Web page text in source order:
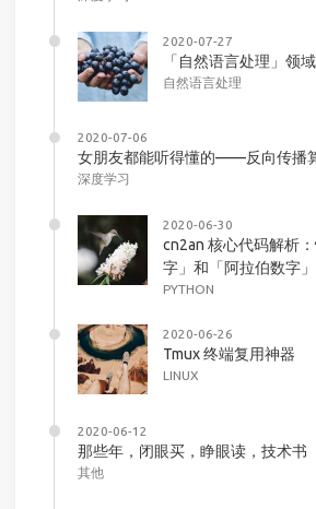
2020-07-27
「自然语言处理」领
自然语言处理
2020-07-06
女朋友都能听得懂的——反向传播
深度学习
2020-06-30
cn2an 核心代码解析
字」和「阿拉伯数字」
PYTHON
2020-06-26
Tmux 终端复用神器
LINUX
2020-06-12
那些年，闭眼买，睁眼读，技术书
其他